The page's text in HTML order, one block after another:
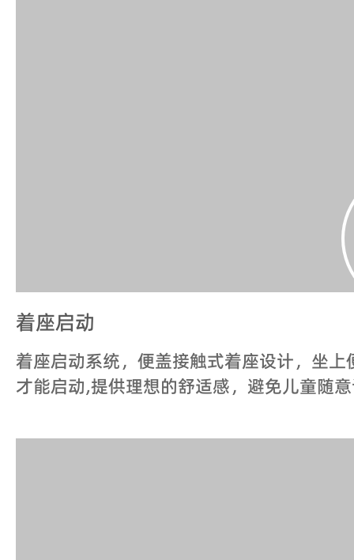
着座启动
着座启动系统，便盖接触式着座设计，坐
才能启动,提供理想的舒适感，避免儿童随